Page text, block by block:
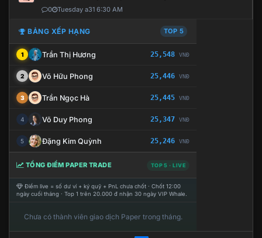
0 Tuesday a31 6:30 AM
BẢNG XẾP HẠNG TOP 5
1 Trần Thị Hương 25,548 VNĐ
2 Võ Hữu Phong 25,446 VNĐ
3 Trần Ngọc Hà 25,445 VNĐ
4 Võ Duy Phong 25,347 VNĐ
5 Đặng Kim Quỳnh 25,246 VNĐ
TỔNG ĐIỂM PAPER TRADE TOP 5 · LIVE
Điểm live = số dư ví + ký quỹ + PnL chưa chốt · Chốt 12:00
ngày cuối tháng · Top 1 trên 20.000 đ nhận 30 ngày VIP Whale.
Chưa có thành viên giao dịch Paper trong tháng.